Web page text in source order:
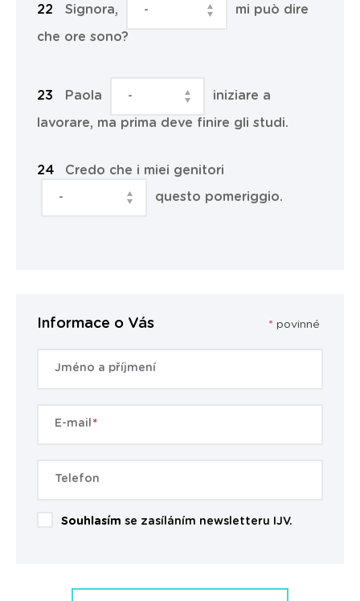
Signora, mi può dire
che ore sono?
Paola iniziare a
lavorare, ma prima deve finire gli studi.
Credo che i miei genitori
questo pomeriggio.
Informace o Vás
Jméno a příjmení
E-mail
Telefon
Souhlasím se zasíláním newsletteru IJV.
* povinné